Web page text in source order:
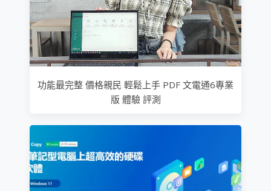
功能最完整 價格親民 輕鬆上手 PDF 文電通6專業
版 體驗 評測